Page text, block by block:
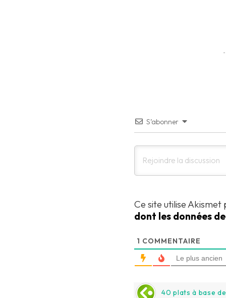
S’abonner
Ce site utilise
dont les données
1 COMMENTAIRE
Le plus ancien
40 plats à base